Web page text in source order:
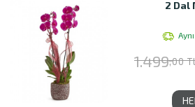
2 Dal
1.499,00